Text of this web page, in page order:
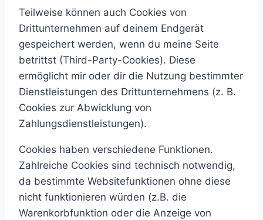
Teilweise können auch Cookies von
Drittunternehmen auf deinem Endgerät
gespeichert werden, wenn du meine Seite
betrittst (Third-Party-Cookies). Diese
ermöglicht mir oder dir die Nutzung bestimmter
Dienstleistungen des Drittunternehmens (z. B.
Cookies zur Abwicklung von
Zahlungsdienstleistungen).
Cookies haben verschiedene Funktionen.
Zahlreiche Cookies sind technisch notwendig,
da bestimmte Websitefunktionen ohne diese
nicht funktionieren würden (z.B. die
Warenkorbfunktion oder die Anzeige von